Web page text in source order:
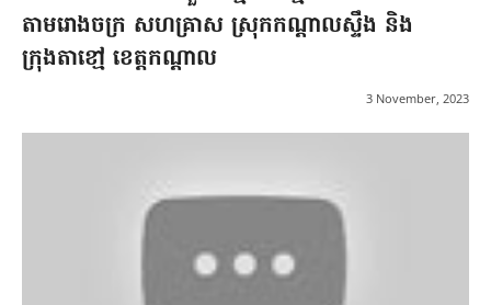
តាមរោងចក្រ សហគ្រាស ស្រុកកណ្តាលស្ទឹង និង
ក្រុងតាខៅ្ម ខេត្តកណ្តាល
3 November, 2023